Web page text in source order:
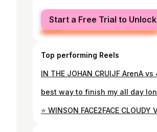
male
female
Start a Free Trial to Unlock
Top performing Reels